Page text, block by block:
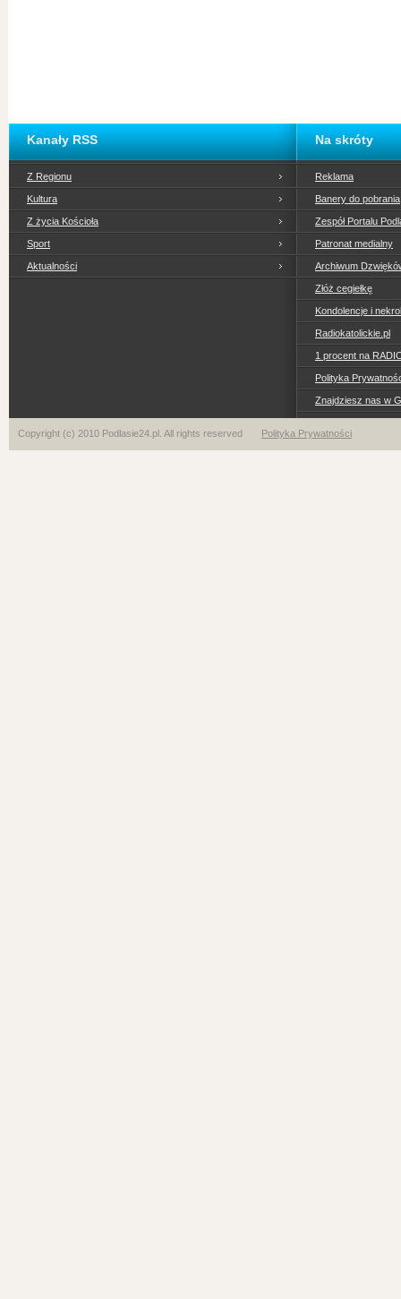
Kanały RSS
Z Regionu
Kultura
Z życia Kościoła
Sport
Aktualności
Na skróty
Reklama
Banery do pobrania
Zespół Portalu
Patronat medialny
Archiwum
Złóż cegiełkę
Kondolencje i
Radiokatolickie.pl
1 procent na
Polityka
Znajdziesz nas w
Copyright (c) 2010 Podlasie24.pl. All rights reserved Polityka Prywatności